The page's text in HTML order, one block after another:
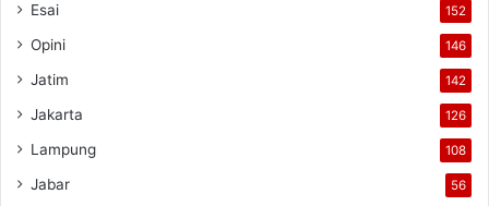
Esai 152
Opini 146
Jatim 142
Jakarta 126
Lampung 108
Jabar 56